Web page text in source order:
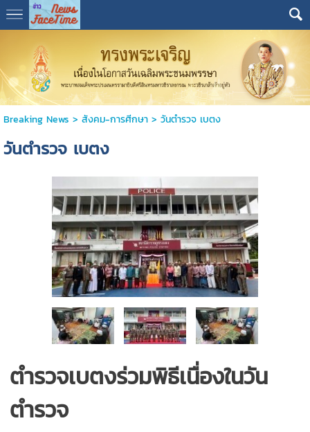
Breaking News > สังคม-การศีกษา> วันตำรวจ เบตง
วันตำรวจ เบตง
ตำรวจเบตงร่วมพิธีเนื่องในวัน
ตำรวจ